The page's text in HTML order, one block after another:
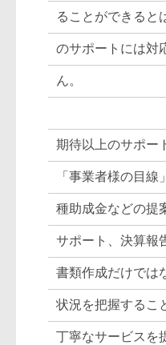
ることができると
のサポートには対
ん。
期待以上のサポー
「事業者様の目
種助成金などの提
サポート、決算報
書類作成だけでは
状況を把握するこ
丁寧なサービスを